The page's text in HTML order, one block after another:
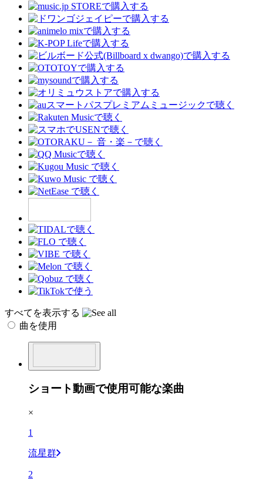
すべてを表示する
曲を使用
ショート動画で使用可能な楽曲
×
1
流星群
2